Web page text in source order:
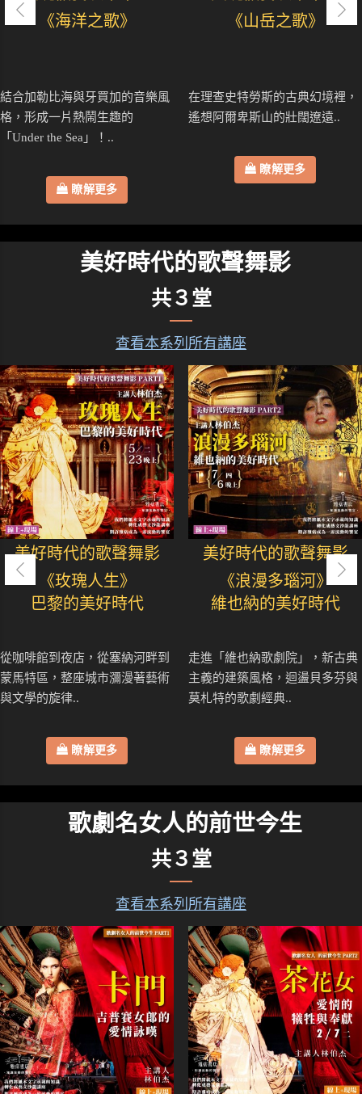
《海洋之歌》
結合加勒比海與牙買加的音樂風
格，形成一片熱鬧生趣的
「Under the Sea」！..
瞭解更多
《山岳之歌》
在理查史特勞斯的古典幻境裡，
遙想阿爾卑斯山的壯闊遼遠..
瞭解更多
美好時代的歌聲舞影
共３堂
查看本系列所有講座
美好時代的歌聲舞影
《玫瑰人生》
巴黎的美好時代
從咖啡館到夜店，從塞納河畔到
蒙馬特區，整座城市瀰漫著藝術
與文學的旋律..
瞭解更多
美好時代的歌聲舞影
《浪漫多瑙河》
維也納的美好時代
走進「維也納歌劇院」，新古典
主義的建築風格，迴盪貝多芬與
莫札特的歌劇經典..
瞭解更多
歌劇名女人的前世今生
共３堂
查看本系列所有講座